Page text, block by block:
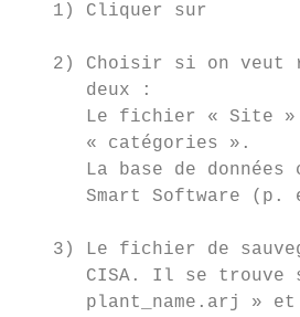
   1) Cliquer sur
2) Choisir si on veut
      deux :
Le fichier « Site
      « catégories ».
La base de données
Smart Software (p.
3) Le fichier de
CISA. Il se trouve
plant_name.arj »